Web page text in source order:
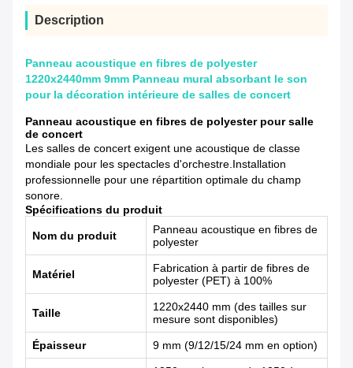
Description
Panneau acoustique en fibres de polyester
1220x2440mm 9mm Panneau mural absorbant le son
pour la décoration intérieure de salles de concert
Panneau acoustique en fibres de polyester pour salle
de concert
Les salles de concert exigent une acoustique de classe
mondiale pour les spectacles d'orchestre.Installation
professionnelle pour une répartition optimale du champ
sonore.
Spécifications du produit
Nom du produit
Panneau acoustique en fibres de
polyester
Matériel
Fabrication à partir de fibres de
polyester (PET) à 100%
Taille
1220x2440 mm (des tailles sur
mesure sont disponibles)
Épaisseur 9 mm (9/12/15/24 mm en option)